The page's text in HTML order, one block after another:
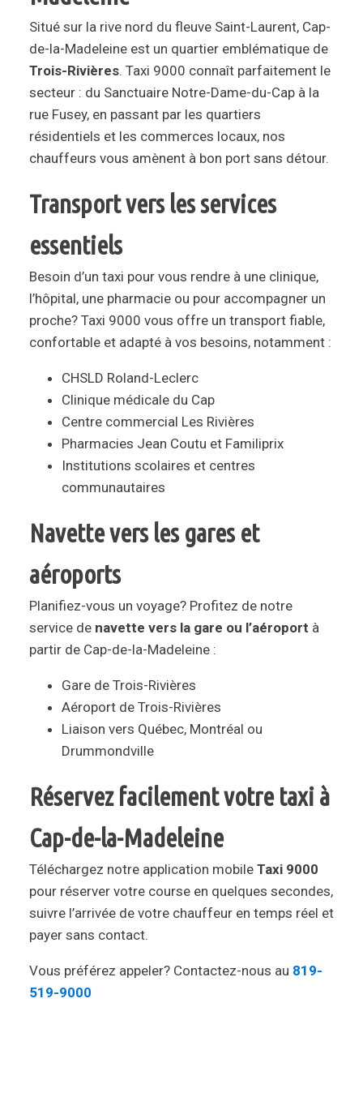
Situé sur la rive nord du fleuve Saint-Laurent, Cap-
de-la-Madeleine est un quartier emblématique de
Trois-Rivières. Taxi 9000 connaît parfaitement le
secteur : du Sanctuaire Notre-Dame-du-Cap à la
rue Fusey, en passant par les quartiers
résidentiels et les commerces locaux, nos
chauffeurs vous amènent à bon port sans détour.
Transport vers les services
essentiels
Besoin d’un taxi pour vous rendre à une clinique,
l’hôpital, une pharmacie ou pour accompagner un
proche? Taxi 9000 vous offre un transport fiable,
confortable et adapté à vos besoins, notamment :
CHSLD Roland-Leclerc
Clinique médicale du Cap
Centre commercial Les Rivières
Pharmacies Jean Coutu et Familiprix
Institutions scolaires et centres
communautaires
Navette vers les gares et
aéroports
Planifiez-vous un voyage? Profitez de notre
service de navette vers la gare ou l’aéroport à
partir de Cap-de-la-Madeleine :
Gare de Trois-Rivières
Aéroport de Trois-Rivières
Liaison vers Québec, Montréal ou
Drummondville
Réservez facilement votre taxi à
Cap-de-la-Madeleine
Téléchargez notre application mobile Taxi 9000
pour réserver votre course en quelques secondes,
suivre l’arrivée de votre chauffeur en temps réel et
payer sans contact.
Vous préférez appeler? Contactez-nous au 819-
519-9000